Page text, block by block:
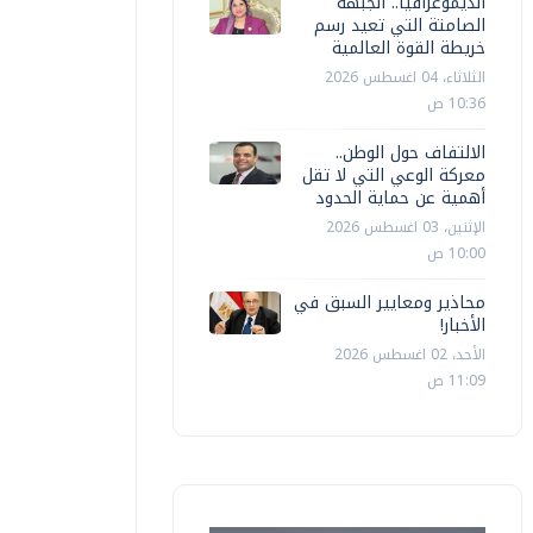
وزير الخارجية يشارك في الاجتماع
الخامس للأطراف الإقليمية الأربعة R4
الأربعاء، 05 اغسطس 2026 05:57 م
الصامتة التي تعيد رسم
خريطة القوة العالمية
الثلاثاء، 04 اغسطس 2026
10:36 ص
الالتفاف حول الوطن..
معركة الوعي التي لا تقل
أهمية عن حماية الحدود
الإثنين، 03 اغسطس 2026
10:00 ص
محاذير ومعايير السبق في
الأخبار!
الأحد، 02 اغسطس 2026
11:09 ص